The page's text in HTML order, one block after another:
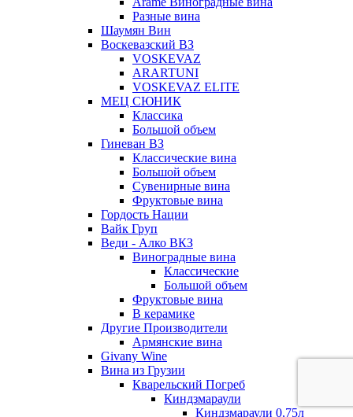
Разные вина
Шаумян Вин
Воскевазский ВЗ
VOSKEVAZ
ARARTUNI
VOSKEVAZ ELITE
МЕЦ СЮНИК
Классика
Большой объем
Гиневан ВЗ
Классические вина
Большой объем
Сувенирные вина
Фруктовые вина
Гордость Нации
Вайк Груп
Веди - Алко ВКЗ
Виноградные вина
Классические
Большой объем
Фруктовые вина
В керамике
Другие Производители
Армянские вина
Givany Wine
Вина из Грузии
Кварельский Погреб
Киндзмараули
Киндзмараули 0,75л